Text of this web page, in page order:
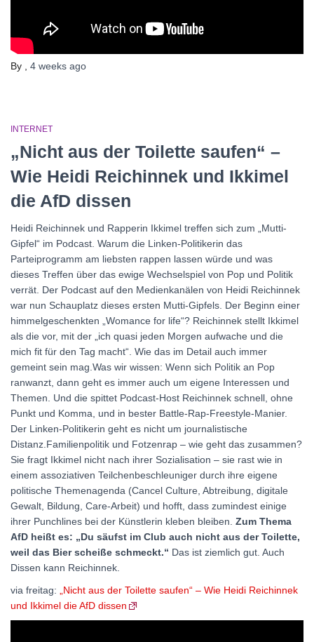
By , 4 weeks ago
INTERNET
„Nicht aus der Toilette saufen“ –
Wie Heidi Reichinnek und Ikkimel
die AfD dissen
Heidi Reichinnek und Rapperin Ikkimel treffen sich zum „Mutti-
Gipfel“ im Podcast. Warum die Linken-Politikerin das
Parteiprogramm am liebsten rappen lassen würde und was
dieses Treffen über das ewige Wechselspiel von Pop und Politik
verrät. Der Podcast auf den Medienkanälen von Heidi Reichinnek
war nun Schauplatz dieses ersten Mutti-Gipfels. Der Beginn einer
himmelgeschenkten „Womance for life“? Reichinnek stellt Ikkimel
als die vor, mit der „ich quasi jeden Morgen aufwache und die
mich fit für den Tag macht“. Wie das im Detail auch immer
gemeint sein mag.Was wir wissen: Wenn sich Politik an Pop
ranwanzt, dann geht es immer auch um eigene Interessen und
Themen. Und die spittet Podcast-Host Reichinnek schnell, ohne
Punkt und Komma, und in bester Battle-Rap-Freestyle-Manier.
Der Linken-Politikerin geht es nicht um journalistische
Distanz.Familienpolitik und Fotzenrap – wie geht das zusammen?
Sie fragt Ikkimel nicht nach ihrer Sozialisation – sie rast wie in
einem assoziativen Teilchenbeschleuniger durch ihre eigene
politische Themenagenda (Cancel Culture, Abtreibung, digitale
Gewalt, Bildung, Care-Arbeit) und hofft, dass zumindest einige
ihrer Punchlines bei der Künstlerin kleben bleiben. Zum Thema
AfD heißt es: „Du säufst im Club auch nicht aus der Toilette,
weil das Bier scheiße schmeckt.“ Das ist ziemlich gut. Auch
Dissen kann Reichinnek.
via freitag: „Nicht aus der Toilette saufen“ – Wie Heidi Reichinnek
und Ikkimel die AfD dissen